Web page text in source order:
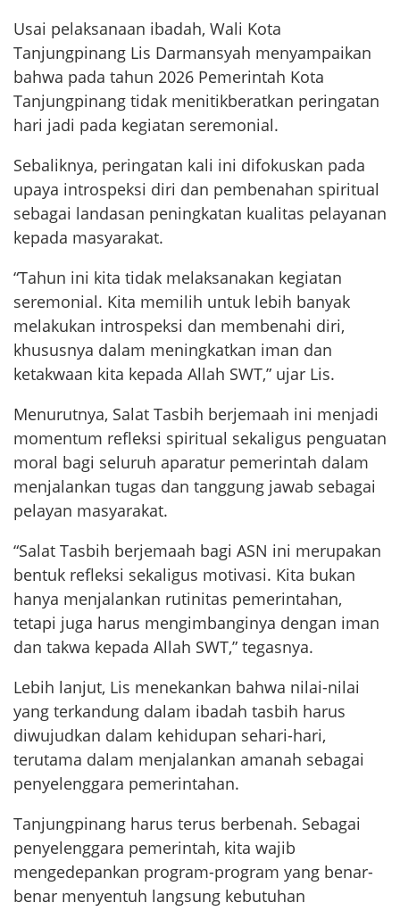
Usai pelaksanaan ibadah, Wali Kota
Tanjungpinang Lis Darmansyah menyampaikan
bahwa pada tahun 2026 Pemerintah Kota
Tanjungpinang tidak menitikberatkan peringatan
hari jadi pada kegiatan seremonial.
Sebaliknya, peringatan kali ini difokuskan pada
upaya introspeksi diri dan pembenahan spiritual
sebagai landasan peningkatan kualitas pelayanan
kepada masyarakat.
“Tahun ini kita tidak melaksanakan kegiatan
seremonial. Kita memilih untuk lebih banyak
melakukan introspeksi dan membenahi diri,
khususnya dalam meningkatkan iman dan
ketakwaan kita kepada Allah SWT,” ujar Lis.
Menurutnya, Salat Tasbih berjemaah ini menjadi
momentum refleksi spiritual sekaligus penguatan
moral bagi seluruh aparatur pemerintah dalam
menjalankan tugas dan tanggung jawab sebagai
pelayan masyarakat.
“Salat Tasbih berjemaah bagi ASN ini merupakan
bentuk refleksi sekaligus motivasi. Kita bukan
hanya menjalankan rutinitas pemerintahan,
tetapi juga harus mengimbanginya dengan iman
dan takwa kepada Allah SWT,” tegasnya.
Lebih lanjut, Lis menekankan bahwa nilai-nilai
yang terkandung dalam ibadah tasbih harus
diwujudkan dalam kehidupan sehari-hari,
terutama dalam menjalankan amanah sebagai
penyelenggara pemerintahan.
Tanjungpinang harus terus berbenah. Sebagai
penyelenggara pemerintah, kita wajib
mengedepankan program-program yang benar-
benar menyentuh langsung kebutuhan